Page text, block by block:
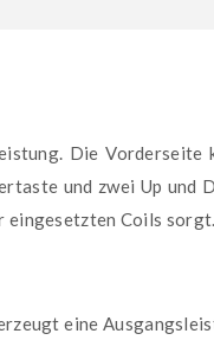
Die
und zwei Up und
eingesetzten Coils sorgt.
eine